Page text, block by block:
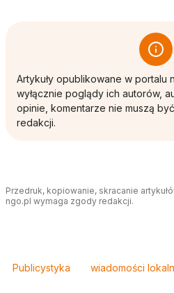
Artykuły opublikowane w portalu
wyłącznie poglądy ich autorów,
opinie, komentarze nie muszą
redakcji.
Przedruk, kopiowanie, skracanie
ngo.pl wymaga zgody redakcji.
Publicystyka wiadomości